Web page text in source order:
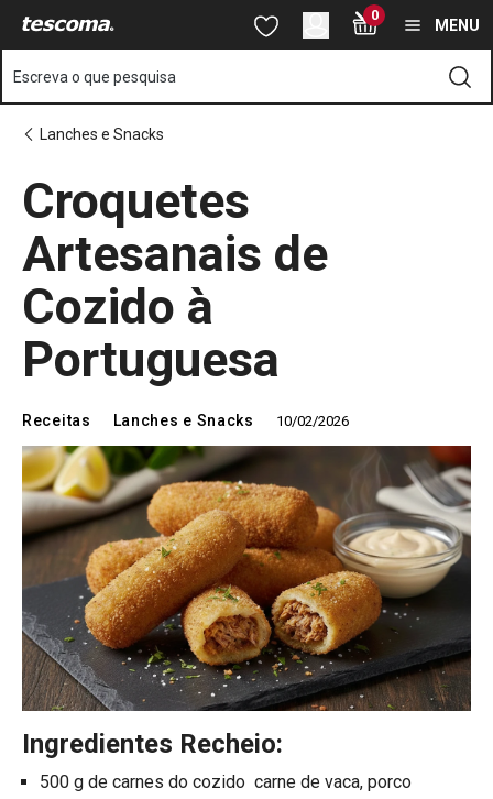
Está na página Croquetes Artesanais de Cozido à Portuguesa
Saltar para o conteúdo principal
Saltar para a pesquisa
Saltar para a navegação 0
MENU
Escreva o que pesquisa
Lanches e Snacks
Croquetes
Artesanais de
Cozido à
Portuguesa
Receitas Lanches e Snacks 10/02/2026
Ingredientes Recheio:
500 g de carnes do cozido carne de vaca, porco